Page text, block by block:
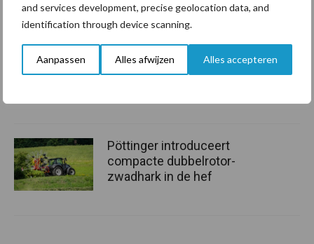
and services development, precise geolocation data, and
identification through device scanning.
Aanpassen Alles afwijzen Alles accepteren
Drie Franse bedrijven over
de grens van 14.000
Pöttinger introduceert
compacte dubbelrotor-
zwadhark in de hef